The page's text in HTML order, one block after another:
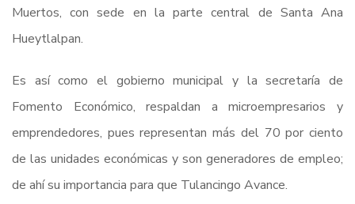
Muertos, con sede en la parte central de Santa Ana
Hueytlalpan.
Es así como el gobierno municipal y la secretaría de
Fomento Económico, respaldan a microempresarios y
emprendedores, pues representan más del 70 por ciento
de las unidades económicas y son generadores de empleo;
de ahí su importancia para que Tulancingo Avance.